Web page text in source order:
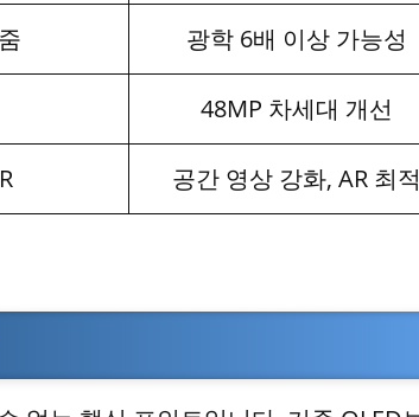
광학 6배 이상 가능성
48MP 차세대 개선
공간 영상 강화, AR 최